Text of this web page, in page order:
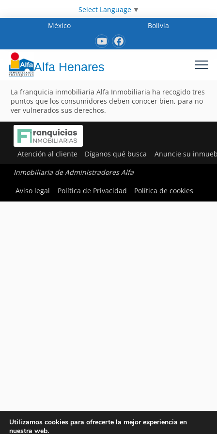
Select Language ▼
México
Bolivia
Alfa Henares
La franquicia inmobiliaria Alfa Inmobiliaria ha recogido tres
puntos que los consumidores deben conocer bien, para no
ver vulnerados sus derechos.
Atención al cliente Díganos qué busca Anuncie su
Inmobiliaria de Administradores Alfa
Aviso legal
Política de Privacidad Política de cookies
Utilizamos cookies para ofrecerte la mejor experiencia en
nuestra web.